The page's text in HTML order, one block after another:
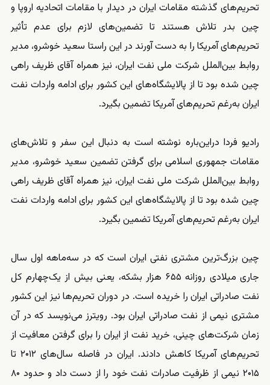
تحریم‌های گذشته مقامات ایران در دیدار با مقامات اتحادیه اروپا و
چین بدر تلاش هستند تا تضمین‌های لازم برای عدم تأثیر
تحریم‌های آمریکا را به دست آورند در این راستا سعید خوشرو، مدیر
روابط بین‌الملل شرکت ملی نفت ایران، نیز همراه آقای ظریف راهی
چین شده بود تا از پالایشگاه‌های این کشور برای ادامه واردات نفت
ایران به‌رغم تحریم‌های آمریکا تضمین بگیرد.
رادیو فردا دراین‌باره نوشته است به دنبال این سفر و تلاش‌های
مقامات جمهوری اسلامی برای گرفتن تضمین سعید خوشرو، مدیر
روابط بین‌الملل شرکت ملی نفت ایران، نیز همراه آقای ظریف راهی
چین شده بود تا از پالایشگاه‌های این کشور برای ادامه واردات نفت
ایران به‌رغم تحریم‌های آمریکا تضمین بگیرد.
چین بزرگ‌ترین مشتری نفتی ایران است که در سه‌ماهه اول سال
جاری میلادی روزانه ۶۵۵ هزار بشکه، یعنی بیش از یک‌چهارم کل
نفت صادراتی ایران را خریده است. در دوران تحریم‌ها نیز این کشور
مشتری نیمی از نفت صادراتی ایران بود. رویترز می‌نویسد که در آن
زمان شرکت‌های چینی، خرید نفت از ایران را برای گرفتن معافیت از
تحریم‌های آمریکا کاهش دادند. ایران در فاصله سال‌های ۲۰۱۲ تا
۲۰۱۵ نیمی از ظرفیت صادرات نفت خود را از دست داد و حدود ۸۰